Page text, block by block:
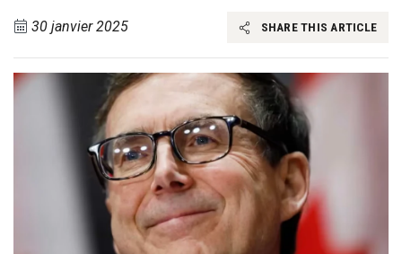
30 janvier 2025 SHARE THIS ARTICLE